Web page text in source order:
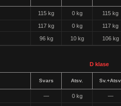
115 kg 0 kg 115 kg
117 kg 0 kg 117 kg
96 kg 10 kg 106 kg
D klase
Svars Atsv.
— 0 kg —